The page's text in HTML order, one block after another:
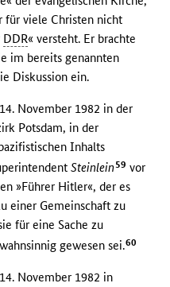
für viele Christen nicht
DDR« versteht. Er brachte
im bereits genannten
Diskussion ein.
November 1982 in der
Potsdam, in der
Inhalts
Steinlein59 vor
»Führer Hitler«, der es
einer Gemeinschaft zu
für eine Sache zu
gewesen sei.60
November 1982 in